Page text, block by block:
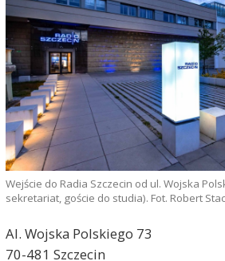
Wejście do Radia Szczecin od ul. Wojska
sekretariat, goście do studia). Fot. Robert
Al. Wojska Polskiego 73
70-481 Szczecin